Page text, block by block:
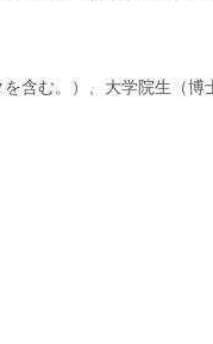
含む。）、大学院生（博